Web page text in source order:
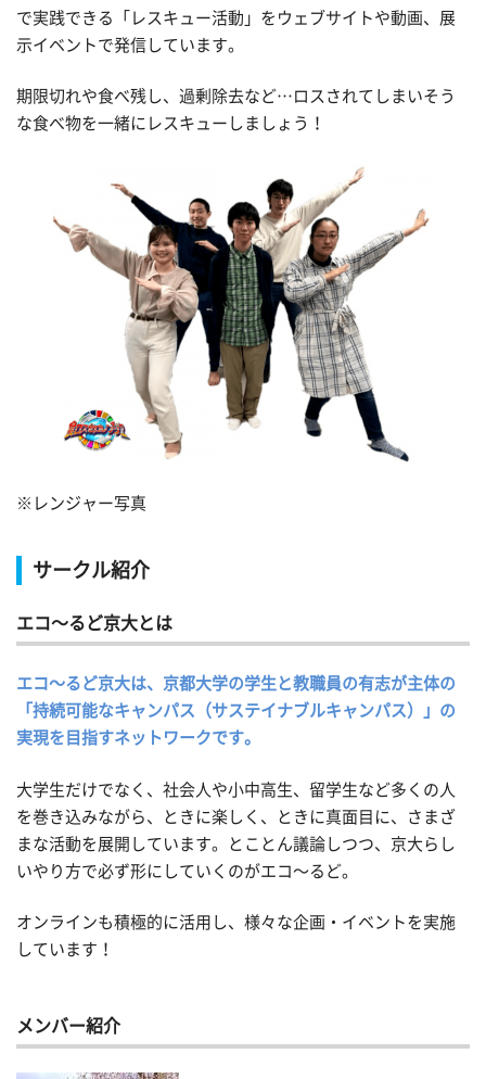
で実践できる「レスキュー活動」をウェブサイトや動画、展
示イベントで発信しています。
期限切れや食べ残し、過剰除去など…ロスされてしまいそう
な食べ物を一緒にレスキューしましょう！
※レンジャー写真
サークル紹介
エコ～るど京大とは
エコ～るど京大は、京都大学の学生と教職員の有志が主体の
「持続可能なキャンパス（サステイナブルキャンパス）」の
実現を目指すネットワークです。
大学生だけでなく、社会人や小中高生、留学生など多くの人
を巻き込みながら、ときに楽しく、ときに真面目に、さまざ
まな活動を展開しています。とことん議論しつつ、京大らし
いやり方で必ず形にしていくのがエコ〜るど。
オンラインも積極的に活用し、様々な企画・イベントを実施
しています！
メンバー紹介